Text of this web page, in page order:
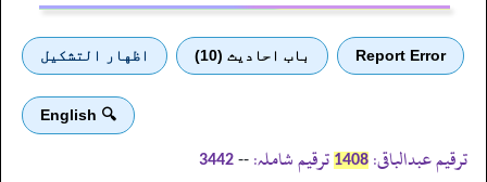
Report Error باب احادیث (10) اظهار التشكيل
🔍 English
ترقیم عبدالباقی: 1408 ترقیم شاملہ: --
3442